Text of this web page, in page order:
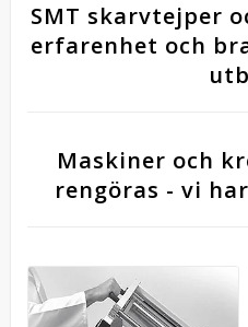
SMT skarvtejper
erfarenhet och
Maskiner och
rengöras - vi